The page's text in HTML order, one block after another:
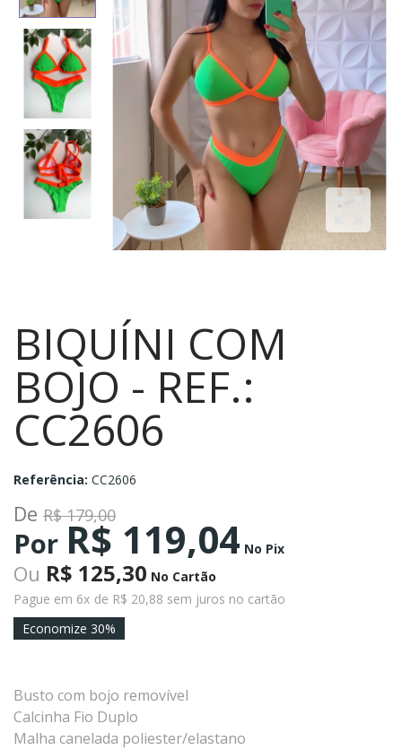
BIQUÍNI COM
BOJO - REF.:
CC2606
Referência: CC2606
De R$ 179,00
Por R$ 119,04 No Pix
Ou R$ 125,30 No Cartão
Pague em 6x de R$ 20,88 sem juros no cartão
Economize 30%
Busto com bojo removível
Calcinha Fio Duplo
Malha canelada poliester/elastano